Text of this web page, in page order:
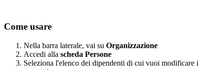
Come usare
Nella barra laterale, vai su Organizzazione
Accedi alla scheda Persone
Seleziona l'elenco dei dipendenti di cui vuoi modificare i